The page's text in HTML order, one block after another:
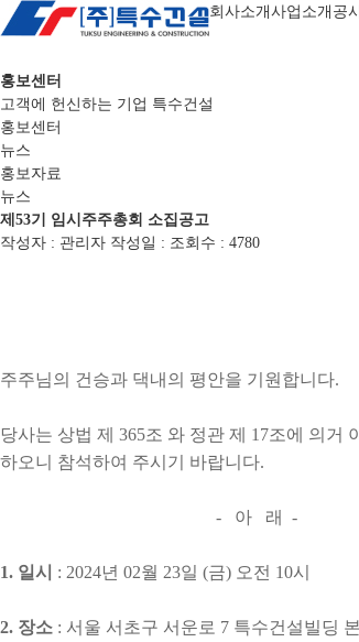
회사소개 사업소개 공
홍보센터
고객에 헌신하는 기업 특수건설
홍보센터
뉴스
홍보자료
뉴스
제53기 임시주주총회 소집공고
작성자 : 관리자 작성일 : 조회수 : 4780
주주님의 건승과 댁내의 평안을 기원합니다.
당사는 상법 제 365조 와 정관 제 17조에 의거
하오니 참석하여 주시기 바랍니다.
- 아 래 -
1. 일시 : 2024년 02월 23일 (금) 오전 10시
2. 장소 : 서울 서초구 서운로 7 특수건설빌딩